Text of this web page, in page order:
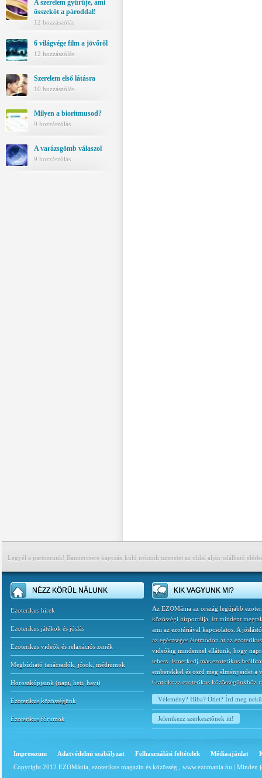
A szerelem gyűrűje, ami
összeköt a pároddal!
12 hozzászólás
6 világvége film a jövőről
12 hozzászólás
Szerelem első látásra
10 hozzászólás
Milyen a bioritmusod?
9 hozzászólás
A varázsgömb válaszol
9 hozzászólás
Legyél a partnerünk! Bannercsere kapcsán küld nekünk üzenetet az oldal alján található
NÉZZ KÖRÜL NÁLUNK
Ezoterikus hírek
Ezoterikus játékok és jóslás
Ezoterikus videók és relaxációs zenék
Megbízható tanácsadók, jósok, médiumok
Horoszkópjaink (napi heti havi)
Ezoterikus közösségünk
Ezoterikus fórumok
KIK VAGYUNK MI?
Az EZOMánia az ország legújabb
közösségi hírportálja. Itt mindent
ami az ezotériával kapcsolatos. A
az egészséges életmódon át az ezoterikus
videókig mindennel ellátunk, hogy
lehess. Ismerkedj más ezoterikus
emberekkel és oszd meg élményeidet a
Csatlakozz ezoterikus közösségünkhöz
Vélemény? Hiba? Ötlet? Írd meg
Jelentkezz szerkesztőnek itt!
Impresszum Adatvédelmi szabályzat Felhasználási feltételek Médiaajánlat
Copyright 2012 EZOMánia, ezoterikus magazin és közösség , www.ezomania.hu | Minden